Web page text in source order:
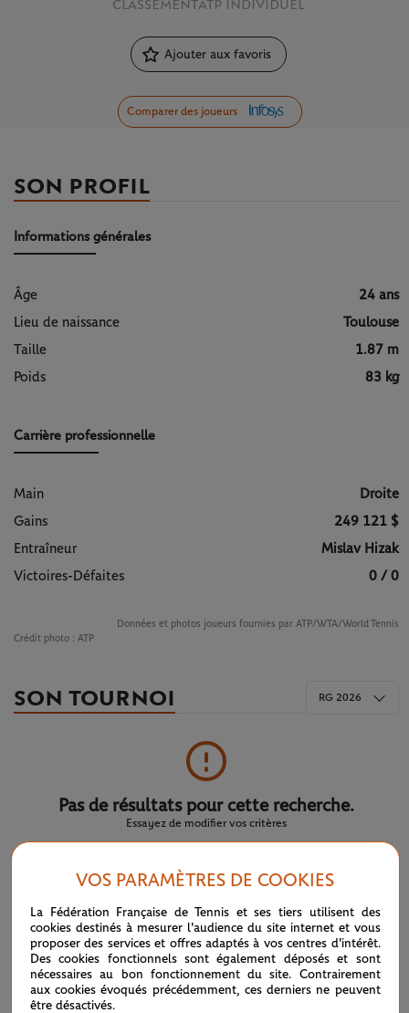
CLASSEMENTATP INDIVIDUEL
Ajouter aux favoris
Comparer des joueurs
SON PROFIL
Informations générales
Âge
24 ans
Lieu de naissance
Toulouse
Taille
1.87 m
Poids
83 kg
Carrière professionnelle
Main
Droite
Gains
249 121 $
Entraîneur
Mislav Hizak
Victoires-Défaites
0 / 0
Données et photos joueurs fournies par ATP/WTA/World Tennis
Crédit photo : ATP
SON TOURNOI RG 2026
Pas de résultats pour cette recherche.
Essayez de modifier vos critères
LE FIL D'ACTUS
04/08 WTA / ATP : une avalanche de premières
27/07 ATP / WTA : Van Assche et Tagger, la relève couronnée
VOS PARAMÈTRES DE COOKIES
La Fédération Française de Tennis et ses tiers utilisent des
cookies destinés à mesurer l'audience du site internet et vous
proposer des services et offres adaptés à vos centres d'intérêt.
Des cookies fonctionnels sont également déposés et sont
nécessaires au bon fonctionnement du site. Contrairement
aux cookies évoqués précédemment, ces derniers ne peuvent
être désactivés.